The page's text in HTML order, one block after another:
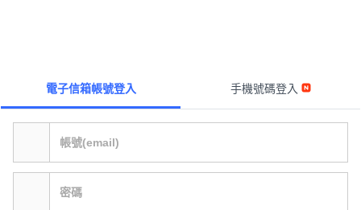
電子信箱帳號登入 手機號碼登入